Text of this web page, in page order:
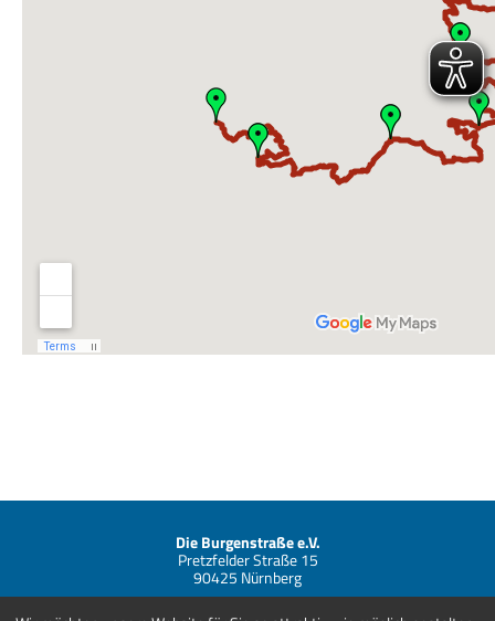
Die Burgenstraße e.V.
Pretzfelder Straße 15
90425 Nürnberg